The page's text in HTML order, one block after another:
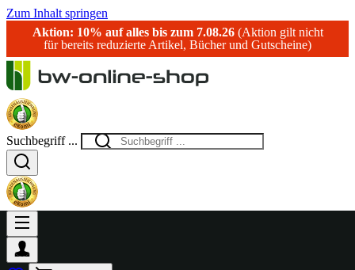
Zum Inhalt springen
Aktion: 10% auf alles bis zum 7.08.26(Aktion gilt nicht
für bereits reduzierte Artikel, Bücher und Gutscheine)
Suchbegriff ...